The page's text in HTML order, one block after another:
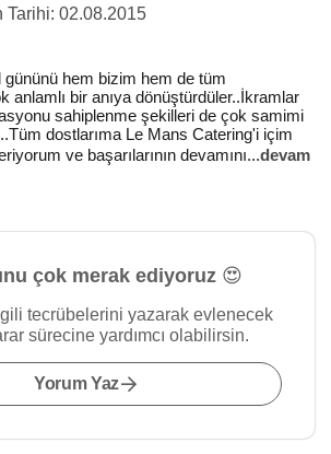
Tarihi: 02.08.2015
gününü hem bizim hem de tüm
anlamlı bir anıya dönüştürdüler..İkramlar
sahiplenme şekilleri de çok samimi
dostlarıma Le Mans Catering'i içim
ve başarılarının devamını...devam
çok merak ediyoruz 😍
tecrübelerini yazarak evlenecek
sürecine yardımcı olabilirsin.
Yorum Yaz